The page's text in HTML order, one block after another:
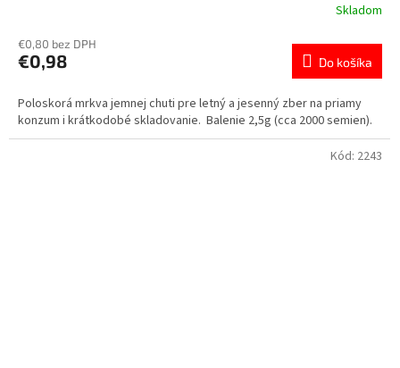
Skladom
€0,80 bez DPH
€0,98 Do košíka
Poloskorá mrkva jemnej chuti pre letný a jesenný zber na priamy
konzum i krátkodobé skladovanie. Balenie 2,5g (cca 2000 semien).
Kód: 2243